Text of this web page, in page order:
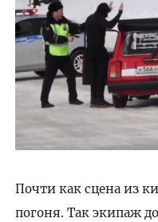
Почти как сцена из
погоня. Так экипаж